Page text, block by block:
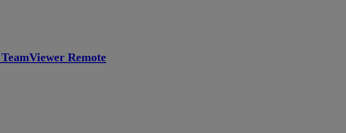
TeamViewer Remote